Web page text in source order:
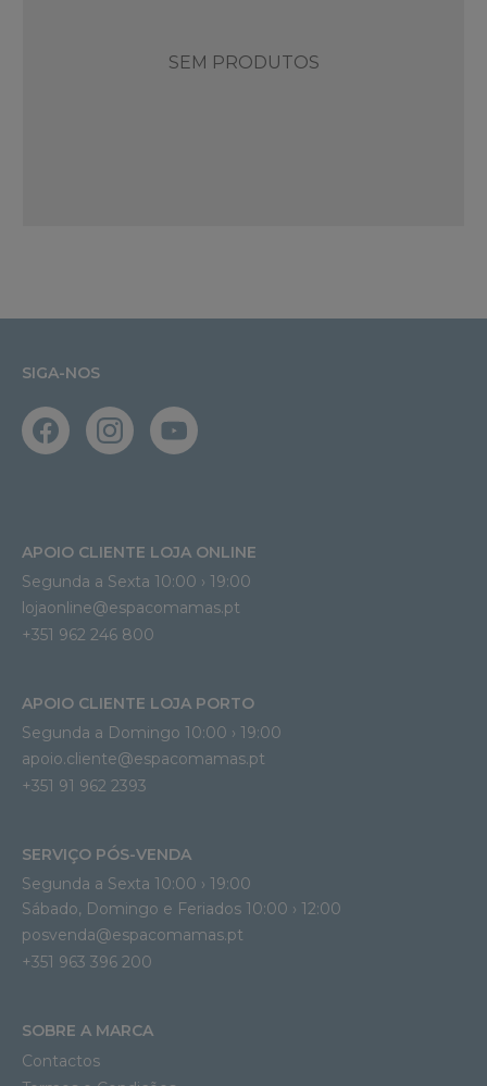
SEM PRODUTOS
SIGA-NOS
APOIO CLIENTE LOJA ONLINE
Segunda a Sexta 10:00 › 19:00
lojaonline@espacomamas.pt
+351 962 246 800
APOIO CLIENTE LOJA PORTO
Segunda a Domingo 10:00 › 19:00
apoio.cliente@espacomamas.pt
+351 91 962 2393
SERVIÇO PÓS-VENDA
Segunda a Sexta 10:00 › 19:00
Sábado, Domingo e Feriados 10:00 › 12:00
posvenda@espacomamas.pt
+351 963 396 200
SOBRE A MARCA
Contactos